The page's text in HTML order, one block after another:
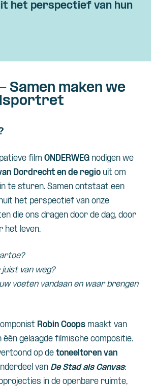
het perspectief van hun
Samen maken we
film ONDERWEG nodigen we
Dordrecht en de regio uit om
te sturen. Samen ontstaat een
het perspectief van onze
die ons dragen door de dag, door
het leven.
van weg?
voeten vandaan en waar brengen
Robin Coops maakt van
één gelaagde filmische compositie.
op de toneeltoren van
van De Stad als Canvas:
in de openbare ruimte,